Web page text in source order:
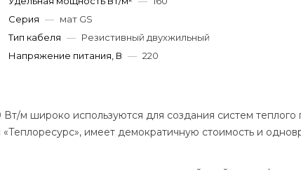
Серия — мат GS
Тип кабеля — Резистивный двухжильный
Напряжение питания, В — 220
м широко используются для создания систем
имеет демократичную стоимость и